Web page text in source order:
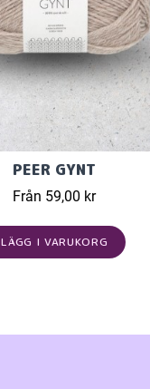
PEER GYNT
Från 59,00 kr
LÄGG I VARUKORG